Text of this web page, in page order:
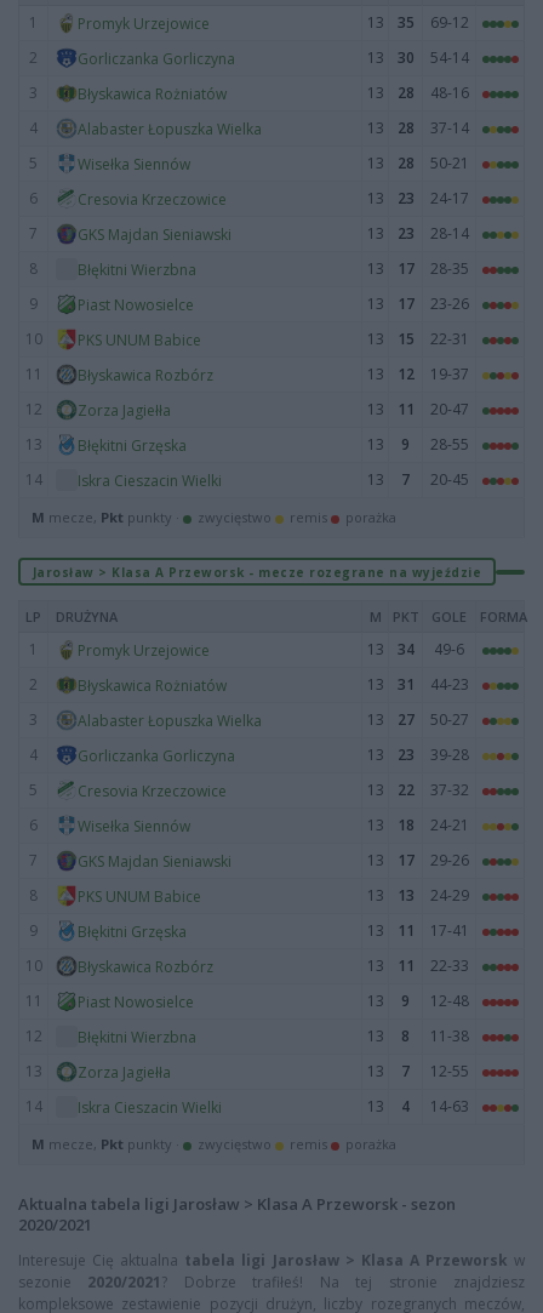
1 Promyk Urzejowice 13 35
69-12
2
Gorliczanka Gorliczyna 13 30
54-14
3
Błyskawica Rożniatów 13 28
48-16
4
Alabaster Łopuszka Wielka 13 28
37-14
5
Wisełka Siennów 13 28
50-21
6
Cresovia Krzeczowice 13 23
24-17
7
GKS Majdan Sieniawski 13 23
28-14
8
Błękitni Wierzbna 13 17
28-35
9
Piast Nowosielce 13 17
23-26
10
PKS UNUM Babice 13 15
22-31
11
Błyskawica Rozbórz 13 12
19-37
12
Zorza Jagiełła 13 11
20-47
13
Błękitni Grzęska 13 9
28-55
14
Iskra Cieszacin Wielki 13 7 20-45
M mecze, Pkt punkty · zwycięstwo remis porażka
Jarosław > Klasa A Przeworsk - mecze rozegrane na wyjeździe
LP DRUŻYNA M PKT GOLE FORMA
1 Promyk Urzejowice 13 34
49-6
2
Błyskawica Rożniatów 13 31
44-23
3
Alabaster Łopuszka Wielka 13 27
50-27
4
Gorliczanka Gorliczyna 13 23
39-28
5
Cresovia Krzeczowice 13 22
37-32
6
Wisełka Siennów 13 18
24-21
7
GKS Majdan Sieniawski 13 17
29-26
8
PKS UNUM Babice 13 13
24-29
9
Błękitni Grzęska 13 11
17-41
10
Błyskawica Rozbórz 13 11
22-33
11
Piast Nowosielce 13 9
12-48
12
Błękitni Wierzbna 13 8
11-38
13
Zorza Jagiełła 13 7
12-55
14
Iskra Cieszacin Wielki 13 4 14-63
M mecze, Pkt punkty · zwycięstwo remis porażka
Aktualna tabela ligi Jarosław > Klasa A Przeworsk - sezon
2020/2021
Interesuje Cię aktualna tabela ligi Jarosław > Klasa A Przeworsk w
sezonie 2020/2021? Dobrze trafiłeś! Na tej stronie znajdziesz
kompleksowe zestawienie pozycji drużyn, liczby rozegranych meczów,